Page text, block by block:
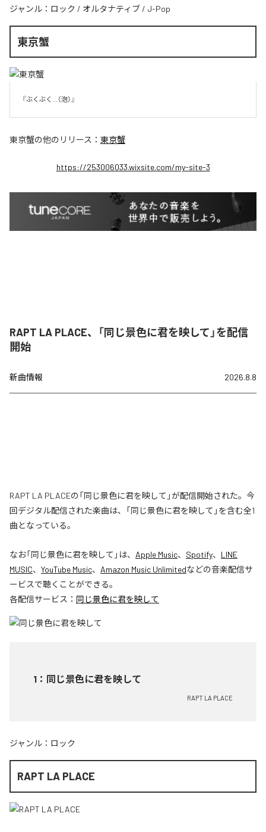
ジャンル： ロック / オルタナティブ / J-Pop
東京蟹
『ぶくぶく...（泡）』
東京蟹の他のリリース： 東京蟹
https://253006033.wixsite.com/my-site-3
RAPT LA PLACE、「同じ景色に君を映して」を配信
開始
新曲情報 2026.8.8
RAPT LA PLACEの「同じ景色に君を映して」が配信開始された。今
回デジタル配信された楽曲は、「同じ景色に君を映して」を含む全1
曲となっている。
なお「同じ景色に君を映して 」は、 Apple Music、 Spotify、 LINE
MUSIC、 YouTube Music、 Amazon Music Unlimitedなどの音楽配信サ
ービスで聴くことができる。
各配信サービス： 同じ景色に君を映して
1 ： 同じ景色に君を映して
RAPT LA PLACE
ジャンル： ロック
RAPT LA PLACE